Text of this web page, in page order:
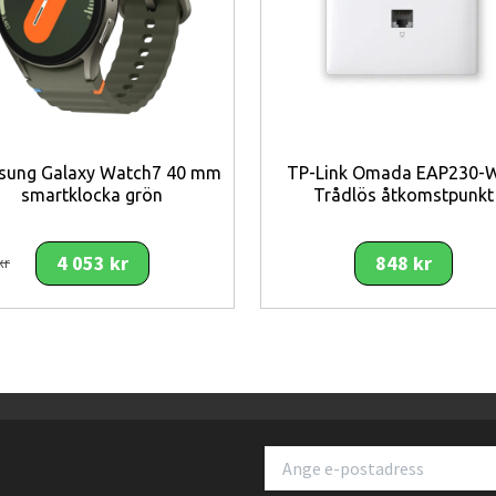
drift.
kök, samtidigt som 4,1-literskapaciteten räcker till hela måltider.
lösning för vardagens matlagningärPhilips 2000 Series
Galaxy Watch7 40 mm
smartklocka grön
4 053 kr
TP-Link Omada EAP230-
Trådlös åtkomstpunkt
848 kr